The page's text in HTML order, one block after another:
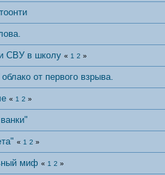
СВУ в школу « 1 2 »
от первого взрыва.
« 1 2 »
« 1 2 »
миф « 1 2 »